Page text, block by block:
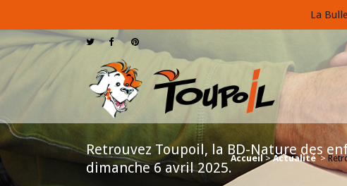
Retrouvez Toupoil, la BD-Nature des
dimanche 6 avril 2025.
Accueil >Actualité >
La